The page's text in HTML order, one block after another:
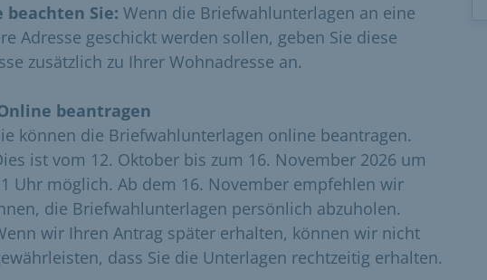
beachten Sie: Wenn die Briefwahlunterlagen an eine
Adresse geschickt werden sollen, geben Sie diese
zusätzlich zu Ihrer Wohnadresse an.
beantragen
können die Briefwahlunterlagen online beantragen.
ist vom 12. Oktober bis zum 16. November 2026 um
Uhr möglich. Ab dem 16. November empfehlen wir
die Briefwahlunterlagen persönlich abzuholen.
wir Ihren Antrag später erhalten, können wir nicht
dass Sie die Unterlagen rechtzeitig erhalten.